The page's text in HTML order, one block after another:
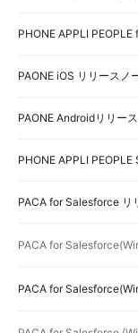
PHONE APPLI
PAONE iOS リリースノ
PAONE Androidリリー
PHONE APPLI
PACA for Salesforce リ
PACA for
PACA for